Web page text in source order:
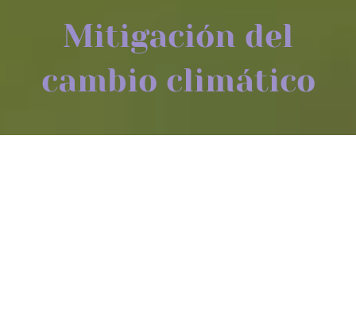
Mitigación del
cambio climático